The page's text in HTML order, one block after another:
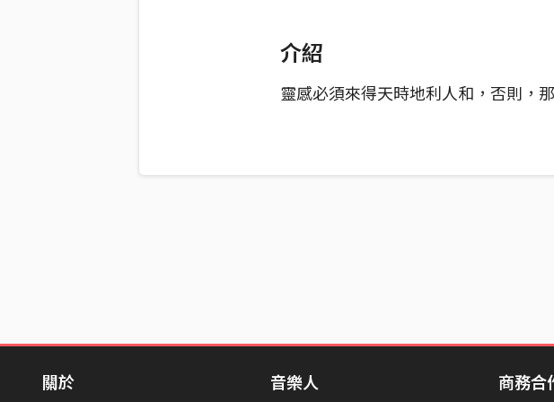
介紹
靈感必須來得天時地利人和，否則，
關於 音樂人 商務合